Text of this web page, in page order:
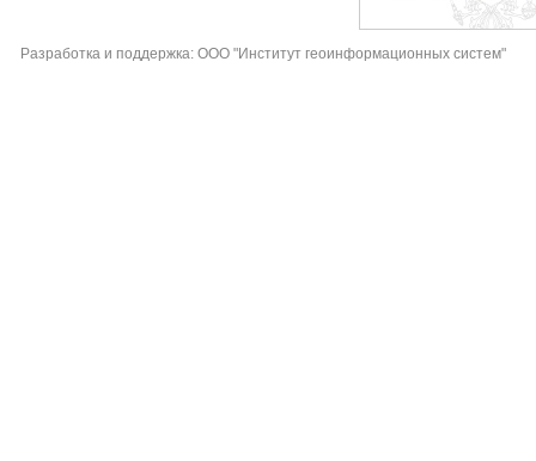
Разработка и поддержка: ООО "Институт геоинформационных систем"